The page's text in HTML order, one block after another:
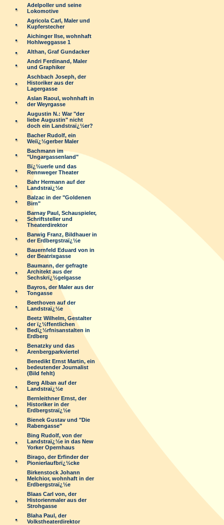
Adelpoller und seine
Lokomotive
Agricola Carl, Maler und
Kupferstecher
Aichinger Ilse, wohnhaft
Hohlweggasse 1
Althan, Graf Gundacker
Andri Ferdinand, Maler
und Graphiker
Aschbach Joseph, der
Historiker aus der
Lagergasse
Aslan Raoul, wohnhaft in
der Weyrgasse
Augustin N.: War "der
liebe Augustin" nicht
doch ein Landstraï¿½er?
Bacher Rudolf, ein
Weiï¿½gerber Maler
Bachmann im
"Ungargassenland"
Bï¿½uerle und das
Rennweger Theater
Bahr Hermann auf der
Landstraï¿½e
Balzac in der "Goldenen
Birn"
Barnay Paul, Schauspieler,
Schriftsteller und
Theaterdirektor
Barwig Franz, Bildhauer in
der Erdbergstraï¿½e
Bauernfeld Eduard von in
der Beatrixgasse
Baumann, der gefragte
Architekt aus der
Sechskrï¿½gelgasse
Bayros, der Maler aus der
Tongasse
Beethoven auf der
Landstraï¿½e
Beetz Wilhelm, Gestalter
der ï¿½ffentlichen
Bedï¿½rfnisanstalten in
Erdberg
Benatzky und das
Arenbergparkviertel
Benedikt Ernst Martin, ein
bedeutender Journalist
(Bild fehlt)
Berg Alban auf der
Landstraï¿½e
Bernleithner Ernst, der
Historiker in der
Erdbergstraï¿½e
Bienek Gustav und "Die
Rabengasse"
Bing Rudolf, von der
Landstraï¿½e in das New
Yorker Opernhaus
Birago, der Erfinder der
Pionierlaufbrï¿½cke
Birkenstock Johann
Melchior, wohnhaft in der
Erdbergstraï¿½e
Blaas Carl von, der
Historienmaler aus der
Strohgasse
Blaha Paul, der
Volkstheaterdirektor